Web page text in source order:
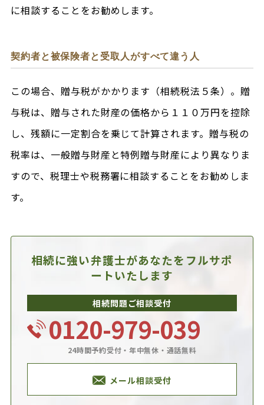
に相談することをお勧めします。
契約者と被保険者と受取人がすべて違う人
この場合、贈与税がかかります（相続税法５条）。贈
与税は、贈与された財産の価格から１１０万円を控除
し、残額に一定割合を乗じて計算されます。贈与税の
税率は、一般贈与財産と特例贈与財産により異なりま
すので、税理士や税務署に相談することをお勧めしま
す。
相続に強い弁護士があなたを フルサポ
ートいたします
相続問題ご相談受付
0120-979-039
24時間予約受付・年中無休・通話無料
メール相談受付